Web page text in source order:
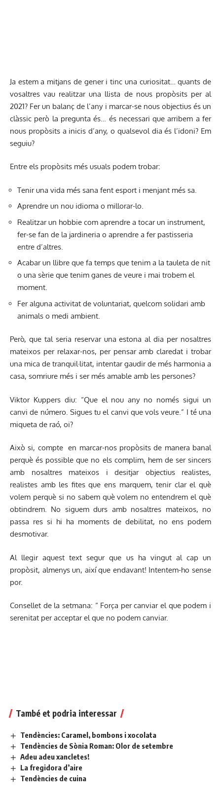
Ja estem a mitjans de gener i tinc una curiositat… quants de
vosaltres vau realitzar una llista de nous propòsits per al
2021? Fer un balanç de l’any i marcar-se nous objectius és un
clàssic però la pregunta és… és necessari que arribem a fer
nous propòsits a inicis d’any, o qualsevol dia és l’idoni? Em
seguiu?
Entre els propòsits més usuals podem trobar:
Tenir una vida més sana fent esport i menjant més sa.
Aprendre un nou idioma o millorar-lo.
Realitzar un hobbie com aprendre a tocar un instrument,
fer-se fan de la jardineria o aprendre a fer pastisseria
entre d’altres.
Acabar un llibre que fa temps que tenim a la tauleta de nit
o una sèrie que tenim ganes de veure i mai trobem el
moment.
Fer alguna activitat de voluntariat, quelcom solidari amb
animals o medi ambient.
Però, que tal seria reservar una estona al dia per nosaltres
mateixos per relaxar-nos, per pensar amb claredat i trobar
una mica de tranquil·litat, intentar gaudir de més harmonia a
casa, somriure més i ser més amable amb les persones?
Viktor Kuppers diu: “Que el nou any no només sigui un
canvi de número. Sigues tu el canvi que vols veure.” I té una
miqueta de raó, oi?
Això si, compte en marcar-nos propòsits de manera banal
perquè és possible que no els complim, hem de ser sincers
amb nosaltres mateixos i desitjar objectius realistes,
realistes amb les fites que ens marquem, tenir clar el què
volem perquè si no sabem què volem no entendrem el què
obtindrem. No siguem durs amb nosaltres mateixos, no
passa res si hi ha moments de debilitat, no ens podem
desmotivar.
Al llegir aquest text segur que us ha vingut al cap un
propòsit, almenys un, així que endavant! Intentem-ho sense
por.
Consellet de la setmana: “ Força per canviar el que podem i
serenitat per acceptar el que no podem canviar.
També et podria interessar
Tendències: Caramel, bombons i xocolata
Tendències de Sònia Roman: Olor de setembre
Adeu adeu xancletes!
La fregidora d’aire
Tendències de cuina